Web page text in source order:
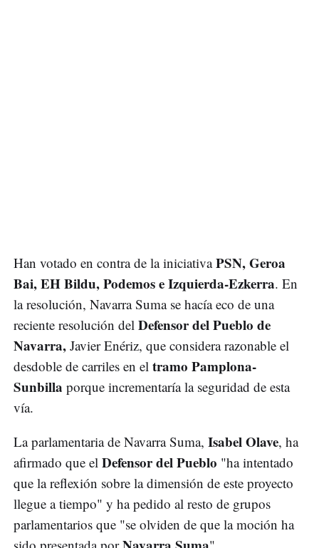
Han votado en contra de la iniciativaPSN, Geroa
Bai, EH Bildu,Podemos e Izquierda-Ezkerra. En
la resolución, Navarra Suma se hacía eco de una
reciente resolución del Defensor del Pueblo de
Navarra, Javier Enériz, que considera razonable el
desdoble de carriles en el tramo Pamplona-
Sunbilla porque incrementaría la seguridad de esta
vía.
La parlamentaria de Navarra Suma, Isabel Olave, ha
afirmado que el Defensor del Pueblo "ha intentado
que la reflexión sobre la dimensión de este proyecto
llegue a tiempo" y ha pedido al resto de grupos
parlamentarios que "se olviden de que la moción ha